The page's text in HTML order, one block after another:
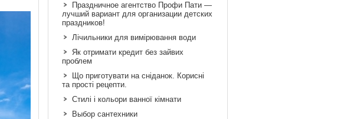
Праздничное агентство Профи Пати —
лучший вариант для организации детских
праздников!
Лічильники для вимірювання води
Як отримати кредит без зайвих
проблем
Що приготувати на сніданок. Корисні
та прості рецепти.
Стилі і кольори ванної кімнати
Выбор сантехники